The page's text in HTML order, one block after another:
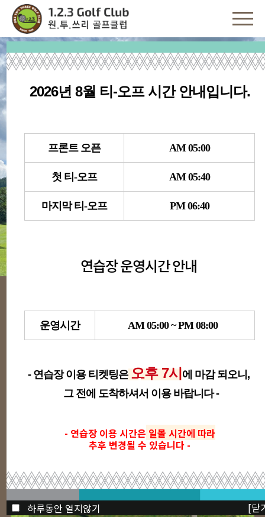
2026년 8월 티-오프시간 안내입니다.
프론트 오픈 AM 05:00
첫 티-오프 AM 05:40
마지막 티-오프 PM 06:40
연습장 운영시간 안내
운영시간 AM 05:00 ~ PM 08:00
- 연습장 이용 티켓팅은 오후 7시에 마감 되오니,
그 전에 도착하셔서 이용 바랍니다 -
- 연습장 이용 시간은 일몰 시간에 따라
추후 변경될 수 있습니다 -
하루동안 열지않기 [닫
One Two Three Golf Club
NOTICE
1.2.3 골프클럽의 새로운 소식입니다
2026년 8월 티-오프 시간 안내입니다.
2026.07.31
2026.06.30
클럽소개